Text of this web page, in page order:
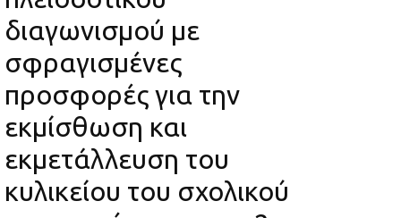
διαγωνισμού με
σφραγισμένες
προσφορές για την
εκμίσθωση και
εκμετάλλευση του
κυλικείου του σχολικού